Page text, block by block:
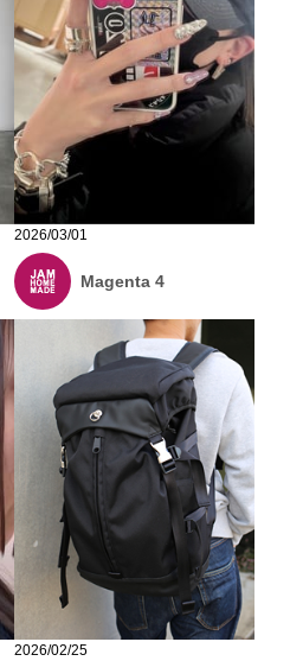
2026/03/01
Magenta 4
2026/02/25